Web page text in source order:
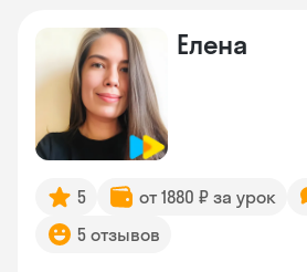
Елена
5 от 1880 ₽ за урок
5 отзывов